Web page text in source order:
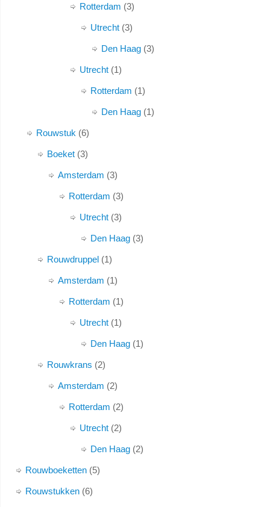
Rotterdam 3
Utrecht 3
Den Haag 3
Utrecht 1
Rotterdam 1
Den Haag 1
Rouwstuk 6
Boeket 3
Amsterdam 3
Rotterdam 3
Utrecht 3
Den Haag 3
Rouwdruppel 1
Amsterdam 1
Rotterdam 1
Utrecht 1
Den Haag 1
Rouwkrans 2
Amsterdam 2
Rotterdam 2
Utrecht 2
Den Haag 2
Rouwboeketten 5
Rouwstukken 6